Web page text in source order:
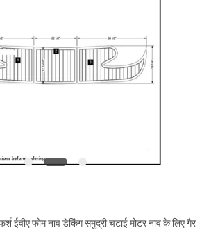
ईवीए फोम नाव डेकिंग समुद्री चटाई मोटर नाव के लिए गैर